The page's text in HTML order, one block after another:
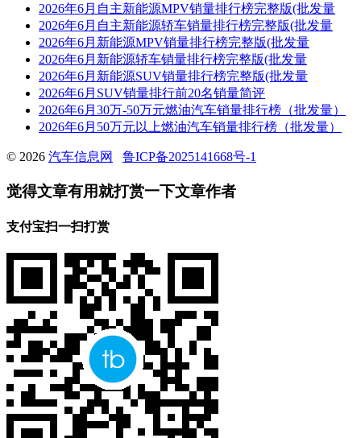
2026年6月自主新能源MPV销量排行榜完整版(批发量
2026年6月自主新能源轿车销量排行榜完整版(批发量
2026年6月新能源MPV销量排行榜完整版(批发量
2026年6月新能源轿车销量排行榜完整版(批发量
2026年6月新能源SUV销量排行榜完整版(批发量
2026年6月SUV销量排行前20名销量简评
2026年6月30万-50万元燃油汽车销量排行榜（批发量）
2026年6月50万元以上燃油汽车销量排行榜（批发量）
© 2026 汽车信息网 鲁ICP备2025141668号-1
觉得文章有用就打赏一下文章作者
支付宝扫一扫打赏